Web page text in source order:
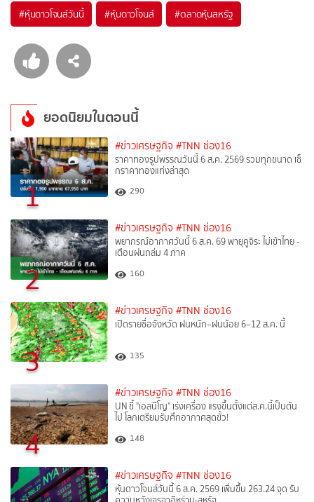
#หุ้นดาวโจนส์วันนี้ #หุ้นดาวโจนส์ #ตลาดหุ้นสหรัฐ
ยอดนิยมในตอนนี้
1
#ข่าวเศรษฐกิจ #TNN ช่อง16
ราคาทองรูปพรรณวันนี้ 6 ส.ค. 2569 รวมทุกขนาด เช็
กราคาทองแท่งล่าสุด
290
2
#ข่าวเศรษฐกิจ #TNN ช่อง16
พยากรณ์อากาศวันนี้ 6 ส.ค. 69 พายุคูจิระ ไม่เข้าไทย -
เตือนฝนถล่ม 4 ภาค
160
3
#ข่าวเศรษฐกิจ #TNN ช่อง16
เปิดรายชื่อจังหวัด ฝนหนัก–ฝนน้อย 6–12 ส.ค. นี้
135
4
#ข่าวเศรษฐกิจ #TNN ช่อง16
UN ชี้ "เอลนีโญ" เร่งเครื่อง แรงขึ้นตั้งแต่ส.ค.นี้เป็นต้น
ไป โลกเตรียมรับศึกอากาศสุดขั้ว!
148
#ข่าวเศรษฐกิจ #TNN ช่อง16
หุ้นดาวโจนส์วันนี้ 6 ส.ค. 2569 เพิ่มขึ้น 263.24 จุด รับ